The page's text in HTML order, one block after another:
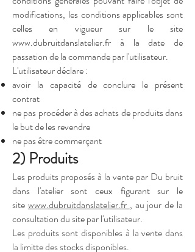
modifications, les conditions applicables sont
celles en vigueur sur le site
www.dubruitdanslatelier.fr à la date de
passation de la commande par l'utilisateur.
L'utilisateur déclare :
avoir la capacité de conclure le présent
contrat
ne pas procéder à des achats de produits dans
le but de les revendre
ne pas être commerçant
2) Produits
Les produits proposés à la vente par Du bruit
dans l'atelier sont ceux figurant sur le
site www.dubruitdanslatelier.fr , au jour de la
consultation du site par l'utilisateur.
Les produits sont disponibles à la vente dans
la limitte des stocks disponibles.